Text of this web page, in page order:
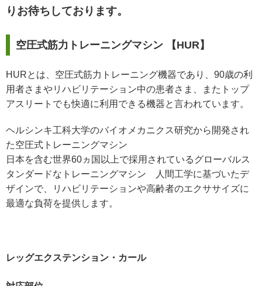
りお待ちしております。
空圧式筋力トレーニングマシン 【HUR】
HURとは、空圧式筋力トレーニング機器であり、90歳の利
用者さまやリハビリテーション中の患者さま、またトップ
アスリートでも快適に利用できる機器と言われています。
ヘルシンキ工科大学のバイオメカニクス研究から開発され
た空圧式トレーニングマシン
日本を含む世界60ヵ国以上で採用されているグローバルス
タンダードなトレーニングマシン 人間工学に基づいたデ
ザインで、リハビリテーションや高齢者のエクササイズに
最適な負荷を提供します。
レッグエクステンション・カール